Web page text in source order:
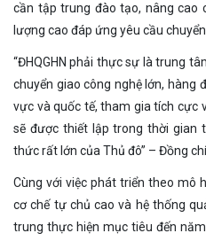
cần tập trung đào tạo, nâng cao
lượng cao đáp ứng yêu cầu
“ĐHQGHN phải thực sự là trung
chuyển giao công nghệ lớn, hàng
vực và quốc tế, tham gia tích cực
sẽ được thiết lập trong thời gian
thức rất lớn của Thủ đô” – Đồng
Cùng với việc phát triển theo mô
cơ chế tự chủ cao và hệ thống
trung thực hiện mục tiêu đến